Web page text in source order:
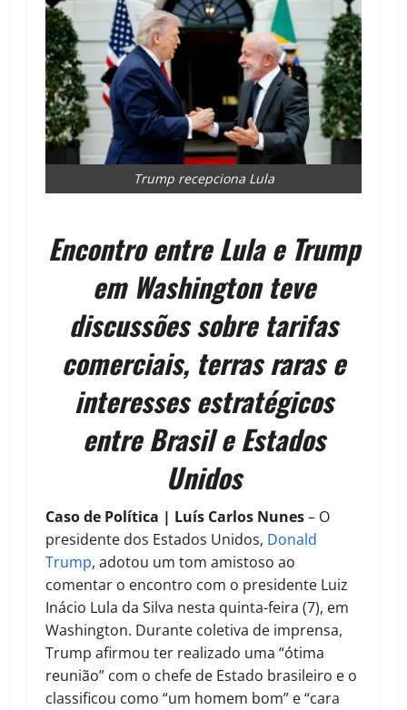
Trump recepciona Lula
Encontro entre Lula e Trump
em Washington teve
discussões sobre tarifas
comerciais, terras raras e
interesses estratégicos
entre Brasil e Estados
Unidos
Caso de Política | Luís Carlos Nunes– O
presidente dos Estados Unidos, Donald
Trump, adotou um tom amistoso ao
comentar o encontro com o presidente Luiz
Inácio Lula da Silva nesta quinta-feira (7), em
Washington. Durante coletiva de imprensa,
Trump afirmou ter realizado uma “ótima
reunião” com o chefe de Estado brasileiro e o
classificou como “um homem bom” e “cara